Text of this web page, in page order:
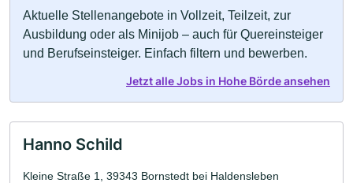
Aktuelle Stellenangebote in Vollzeit, Teilzeit, zur
Ausbildung oder als Minijob – auch für Quereinsteiger
und Berufseinsteiger. Einfach filtern und bewerben.
Jetzt alle Jobs in Hohe Börde ansehen
Hanno Schild
Kleine Straße 1, 39343 Bornstedt bei Haldensleben